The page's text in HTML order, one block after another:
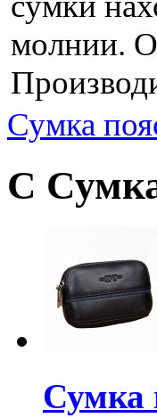
молнии.
Сумка
С
Сумка